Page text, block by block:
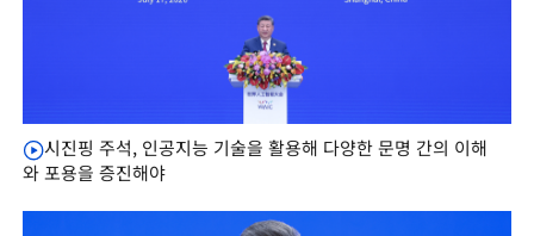
시진핑 주석, 인공지능 기술을 활용해 다양한 문명 간의 이해
와 포용을 증진해야